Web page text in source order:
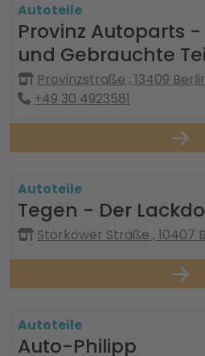
Autoteile
Provinz Autoparts
und Gebrauchte
Provinzstraße , 13409
+49 30 4923581
Autoteile
Tegen - Der
Storkower Straße , 10407
Autoteile
Auto-Philipp